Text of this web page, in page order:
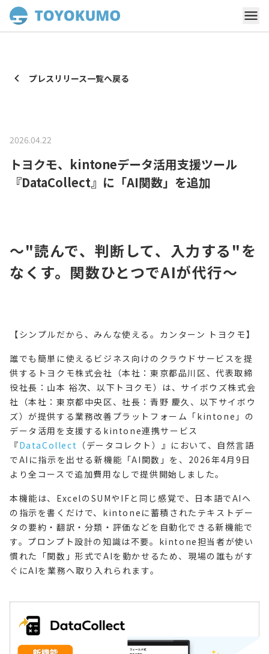
プレスリリース一覧へ戻る
2026.04.22
トヨクモ、kintoneデータ活用支援ツール
『DataCollect』に「AI関数」を追加
〜"読んで、判断して、入力する"を
なくす。関数ひとつでAIが代行〜
【シンプルだから、みんな使える。カンターン トヨクモ】
誰でも簡単に使えるビジネス向けのクラウドサービスを提
供するトヨクモ株式会社（本社：東京都品川区、代表取締
役社長：山本 裕次、以下トヨクモ）は、サイボウズ株式会
社（本社：東京都中央区、社長：青野 慶久、以下サイボウ
ズ）が提供する業務改善プラットフォーム「kintone」の
データ活用を支援するkintone連携サービス
『DataCollect （データコレクト）』において、自然言語
でAIに指示を出せる新機能「AI関数」を、2026年4月9日
より全コースで追加費用なしで提供開始しました。
本機能は、ExcelのSUMやIFと同じ感覚で、日本語でAIへ
の指示を書くだけで、kintoneに蓄積されたテキストデー
タの要約・翻訳・分類・評価などを自動化できる新機能で
す。プロンプト設計の知識は不要。kintone担当者が使い
慣れた「関数」形式でAIを動かせるため、現場の誰もがす
ぐにAIを業務へ取り入れられます。